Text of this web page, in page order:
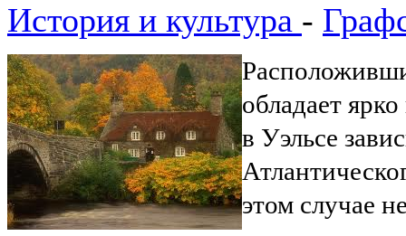
История и культура -
обладает
в Уэльсе
этом случае